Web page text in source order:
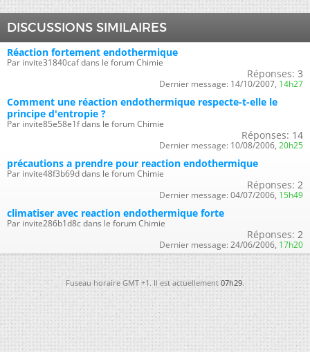
DISCUSSIONS SIMILAIRES
Réaction fortement endothermique
Par invite31840caf dans le forum Chimie
Réponses: 3
Dernier message: 14/10/2007, 14h27
Comment une réaction endothermique respecte-t-elle le
principe d'entropie ?
Par invite85e58e1f dans le forum Chimie
Réponses: 14
Dernier message: 10/08/2006, 20h25
précautions a prendre pour reaction endothermique
Par invite48f3b69d dans le forum Chimie
Réponses: 2
Dernier message: 04/07/2006, 15h49
climatiser avec reaction endothermique forte
Par invite286b1d8c dans le forum Chimie
Réponses: 2
Dernier message: 24/06/2006, 17h20
Fuseau horaire GMT +1. Il est actuellement07h29.